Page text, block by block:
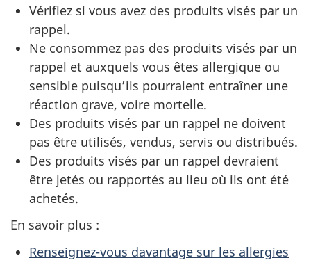
Vérifiez si vous avez des produits visés par un
rappel.
Ne consommez pas des produits visés par un
rappel et auxquels vous êtes allergique ou
sensible puisqu’ils pourraient entraîner une
réaction grave, voire mortelle.
Des produits visés par un rappel ne doivent
pas être utilisés, vendus, servis ou distribués.
Des produits visés par un rappel devraient
être jetés ou rapportés au lieu où ils ont été
achetés.
En savoir plus :
Renseignez-vous davantage sur les allergies